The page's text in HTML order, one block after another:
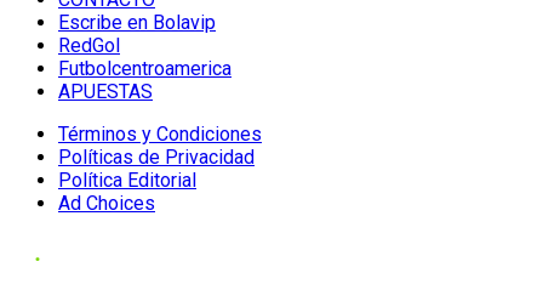
Escribe en Bolavip
RedGol
Futbolcentroamerica
APUESTAS
Términos y Condiciones
Políticas de Privacidad
Política Editorial
Ad Choices